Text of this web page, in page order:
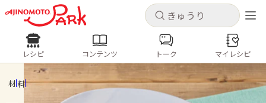
キャンセル
ログインするとレシピを保存できます
ログイン 新規登録
キャンセル
レシピ コンテンツ
レシピ コンテンツ トーク マイレシピ
材料